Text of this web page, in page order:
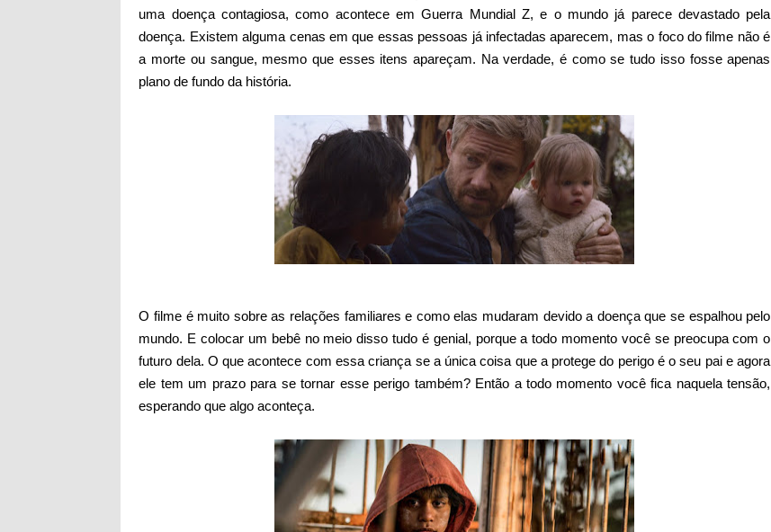
uma doença contagiosa, como acontece em Guerra Mundial Z, e o mundo já parece devastado pela
doença. Existem alguma cenas em que essas pessoas já infectadas aparecem, mas o foco do filme não é
a morte ou sangue, mesmo que esses itens apareçam. Na verdade, é como se tudo isso fosse apenas
plano de fundo da história.
O filme é muito sobre as relações familiares e como elas mudaram devido a doença que se espalhou pelo
mundo. E colocar um bebê no meio disso tudo é genial, porque a todo momento você se preocupa com o
futuro dela. O que acontece com essa criança se a única coisa que a protege do perigo é o seu pai e agora
ele tem um prazo para se tornar esse perigo também? Então a todo momento você fica naquela tensão,
esperando que algo aconteça.